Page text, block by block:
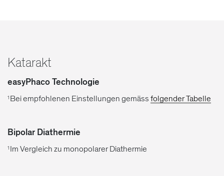
Katarakt
easyPhaco Technologie
1 Bei empfohlenen Einstellungen gemässfolgender Tabelle
Bipolar Diathermie
1 Im Vergleich zu monopolarer Diathermie